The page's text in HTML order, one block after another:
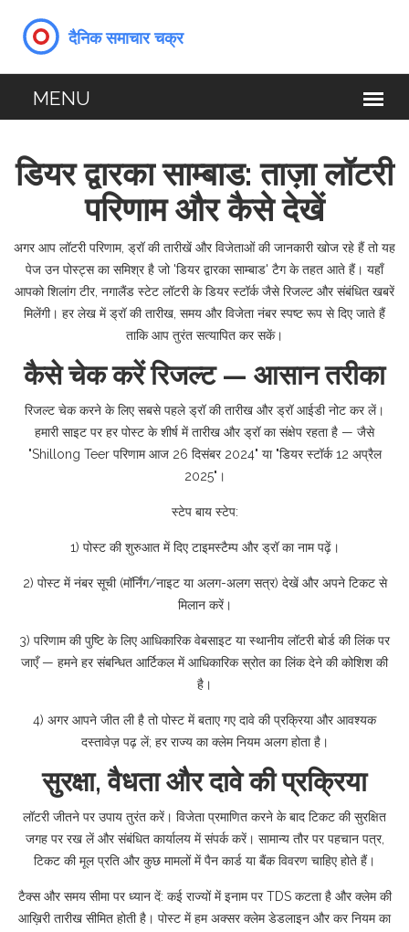
डियर द्वारका साम्बाड: ताज़ा लॉटरी
परिणाम और कैसे देखें
अगर आप लॉटरी परिणाम, ड्रॉ की तारीखें और विजेताओं की जानकारी खोज रहे हैं तो यह
पेज उन पोस्ट्स का समिश्र है जो 'डियर द्वारका साम्बाड' टैग के तहत आते हैं। यहाँ
आपको शिलांग टीर, नगालैंड स्टेट लॉटरी के डियर स्टॉर्क जैसे रिजल्ट और संबंधित खबरें
मिलेंगी। हर लेख में ड्रॉ की तारीख, समय और विजेता नंबर स्पष्ट रूप से दिए जाते हैं
ताकि आप तुरंत सत्यापित कर सकें।
कैसे चेक करें रिजल्ट — आसान तरीका
रिजल्ट चेक करने के लिए सबसे पहले ड्रॉ की तारीख और ड्रॉ आईडी नोट कर लें।
हमारी साइट पर हर पोस्ट के शीर्ष में तारीख और ड्रॉ का संक्षेप रहता है — जैसे
"Shillong Teer परिणाम आज 26 दिसंबर 2024" या "डियर स्टॉर्क 12 अप्रैल
2025"।
स्टेप बाय स्टेप:
1) पोस्ट की शुरुआत में दिए टाइमस्टैम्प और ड्रॉ का नाम पढ़ें।
2) पोस्ट में नंबर सूची (मॉर्निंग/नाइट या अलग-अलग सत्र) देखें और अपने टिकट से
मिलान करें।
3) परिणाम की पुष्टि के लिए आधिकारिक वेबसाइट या स्थानीय लॉटरी बोर्ड की लिंक पर
जाएँ — हमने हर संबन्धित आर्टिकल में आधिकारिक स्रोत का लिंक देने की कोशिश की
है।
4) अगर आपने जीत ली है तो पोस्ट में बताए गए दावे की प्रक्रिया और आवश्यक
दस्तावेज़ पढ़ लें; हर राज्य का क्लेम नियम अलग होता है।
सुरक्षा, वैधता और दावे की प्रक्रिया
लॉटरी जीतने पर उपाय तुरंत करें। विजेता प्रमाणित करने के बाद टिकट की सुरक्षित
जगह पर रख लें और संबंधित कार्यालय में संपर्क करें। सामान्य तौर पर पहचान पत्र,
टिकट की मूल प्रति और कुछ मामलों में पैन कार्ड या बैंक विवरण चाहिए होते हैं।
टैक्स और समय सीमा पर ध्यान दें: कई राज्यों में इनाम पर TDS कटता है और क्लेम की
आख़िरी तारीख सीमित होती है। पोस्ट में हम अक्सर क्लेम डेडलाइन और कर नियम का